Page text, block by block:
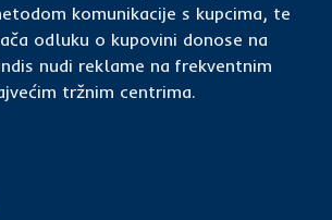
komunikacije s kupcima, te
odluku o kupovini donose na
nudi reklame na frekventnim
tržnim centrima.